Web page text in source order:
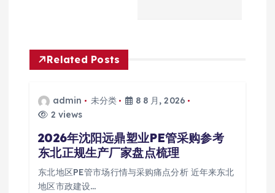
Related Posts
admin 未分类
8 8 月, 2026
2 views
2026年沈阳远鼎塑业PE管采购参考
东北正规生产厂家盘点梳理
东北地区PE管市场行情与采购痛点分析 近年来东北
地区市政建设…